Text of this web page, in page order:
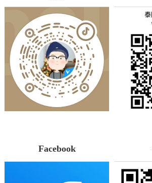
Facebook